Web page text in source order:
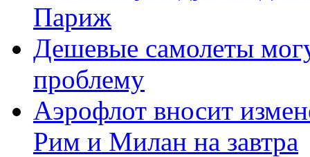
Париж
Дешевые самолеты
проблему
Аэрофлот вносит
Рим и Милан на завтра